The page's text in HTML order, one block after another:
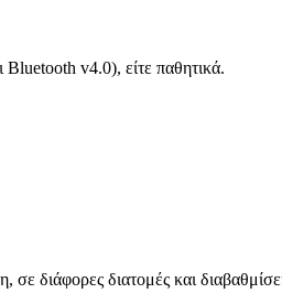
v4.0), είτε παθητικά.
διάφορες διατομές και